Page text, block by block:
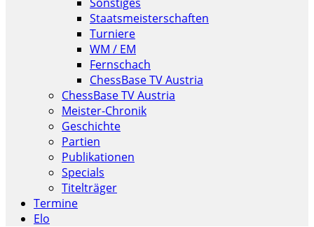
Staatsmeisterschaften
Turniere
WM / EM
Fernschach
ChessBase TV Austria
ChessBase TV Austria
Meister-Chronik
Geschichte
Partien
Publikationen
Specials
Titelträger
Termine
Elo